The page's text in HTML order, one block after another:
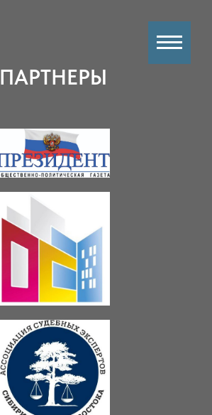
ПАРТНЕРЫ